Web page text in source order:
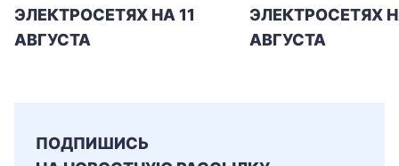
+7-800-700-24-57
Частным клиентам
ЭЛЕКТРОСЕТЯХ НА 11
АВГУСТА
ЭЛЕКТРОСЕТЯХ
АВГУСТА
ПОДПИШИСЬ